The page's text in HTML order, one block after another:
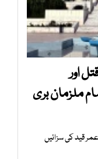
اور
ملزمان بری
موت اور عمر قید کی سزائیں